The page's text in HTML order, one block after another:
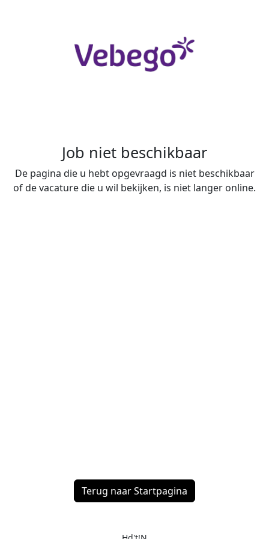
Job niet beschikbaar
De pagina die u hebt opgevraagd is niet beschikbaar
of de vacature die u wil bekijken, is niet langer online.
Terug naar Startpagina